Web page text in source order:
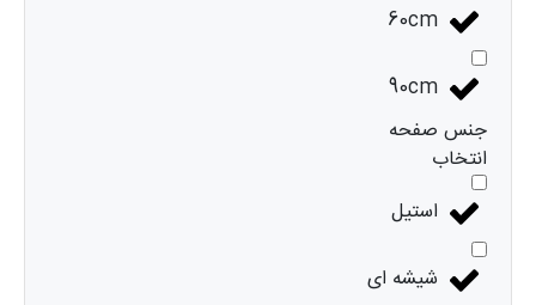
60cm
90cm
جنس صفحه
انتخاب
استیل
شیشه ای